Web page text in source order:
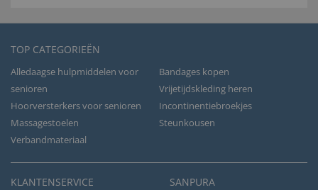
TOP CATEGORIEËN
Alledaagse hulpmiddelen voor
senioren
Bandages kopen
Vrijetijdskleding heren
Hoorversterkers voor senioren
Incontinentiebroekjes
Massagestoelen
Steunkousen
Verbandmateriaal
KLANTENSERVICE SANPURA